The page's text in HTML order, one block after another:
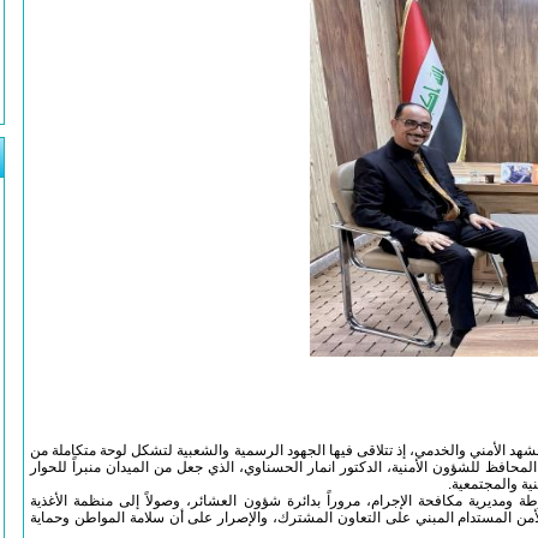
الأمني والخدمي، إذ تتلاقى فيها الجهود الرسمية والشعبية لتشكل لوحة متكاملة من
للشؤون الأمنية، الدكتور انمار الحسناوي، الذي جعل من الميدان منبراً للحوار
والمجتمعية.
مكافحة الإجرام، مروراً بدائرة شؤون العشائر، وصولاً إلى منظمة الأغذية
المستدام المبني على التعاون المشترك، والإصرار على أن سلامة المواطن وحماية